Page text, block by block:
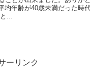
年齢が40歳未満だった時
...
ーリンク